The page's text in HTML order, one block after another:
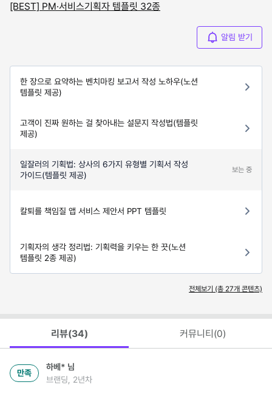
[BEST] PM·서비스기획자 템플릿 32종
알림 받기
한 장으로 요약하는 벤치마킹 보고서 작성 노하우(노션
템플릿 제공)
고객이 진짜 원하는 걸 찾아내는 설문지 작성법(템플릿
제공)
일잘러의 기획법: 상사의 6가지 유형별 기획서 작성
가이드(템플릿 제공)
보는 중
칼퇴를 책임질 앱 서비스 제안서 PPT 템플릿
기획자의 생각 정리법: 기획력을 키우는 한 끗(노션
템플릿 2종 제공)
전체보기 (총 27개 콘텐츠)
리뷰(34) 커뮤니티(0)
만족
하베* 님
브랜딩, 2년차